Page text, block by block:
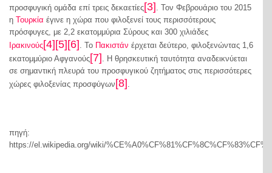
προσφυγική ομάδα επί τρεις δεκαετίες[3] . Τον Φεβρουάριο του 2015
η Τουρκία έγινε η χώρα που φιλοξενεί τους περισσότερους
πρόσφυγες, με 2,2 εκατομμύρια Σύρους και 300 χιλιάδες
Ιρακινούς[4] [5] [6] . Το Πακιστάν έρχεται δεύτερο, φιλοξενώντας 1,6
εκατομμύριο Αφγανούς[7] . Η θρησκευτική ταυτότητα αναδεικνύεται
σε σημαντική πλευρά του προσφυγικού ζητήματος στις περισσότερες
χώρες φιλοξενίας προσφύγων [8] .
πηγή:
https://el.wikipedia.org/wiki/